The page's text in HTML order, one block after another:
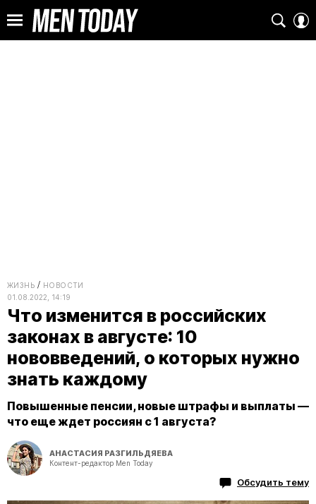
ЖИЗНЬ
НОВОСТИ
01.08.2022, 14:19
Что изменится в российских
законах в августе: 10
нововведений, о которых нужно
знать каждому
Повышенные пенсии, новые штрафы и выплаты —
что еще ждет россиян с 1 августа?
АНАСТАСИЯ РАЗГИЛЬДЯЕВА
Контент-редактор Men Today
Обсудить тему